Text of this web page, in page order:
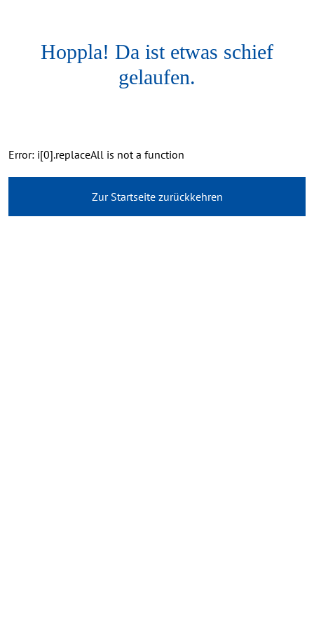
Hoppla! Da ist etwas schief
gelaufen.
Error: i[0].replaceAll is not a function
Zur Startseite zurückkehren